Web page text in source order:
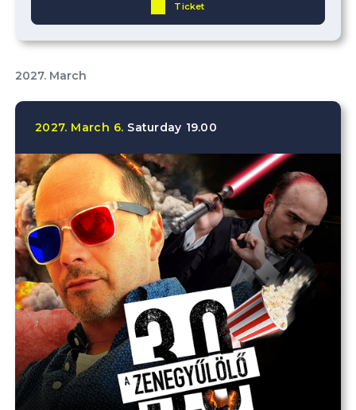
Ticket
2027. March
2027. March 6. Saturday 19.00